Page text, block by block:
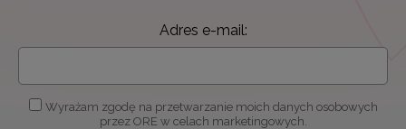
Adres e-mail:
Wyrażam zgodę na przetwarzanie moich danych osobowych
przez ORE w celach marketingowych.